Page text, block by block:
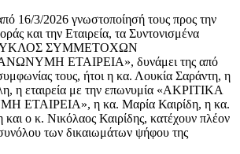
16/3/2026 γνωστοποίησή τους προς την
και την Εταιρεία, τα Συντονισμένα
ΣΥΜΜΕΤΟΧΩΝ
ΕΤΑΙΡΕΙΑ», δυνάμει της από
τους, ήτοι η κα. Λουκία Σαράντη, η
η εταιρεία με την επωνυμία «ΑΚΡΙΤΙΚΑ
η κα. Μαρία Καιρίδη, η κα.
και ο κ. Νικόλαος Καιρίδης, κατέχουν πλέον
των δικαιωμάτων ψήφου της